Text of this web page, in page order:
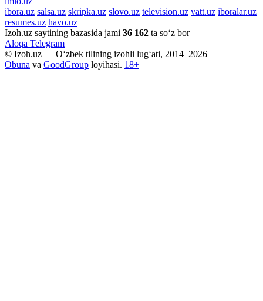
ibora.uz salsa.uz skripka.uz slovo.uz television.uz vatt.uz iboralar.uz
resumes.uz havo.uz
Izoh.uz saytining bazasida jami 36 162 ta so‘z bor
Aloqa Telegram
© Izoh.uz — O‘zbek tilining izohli lug‘ati, 2014–2026
Obuna va GoodGroup loyihasi. 18+